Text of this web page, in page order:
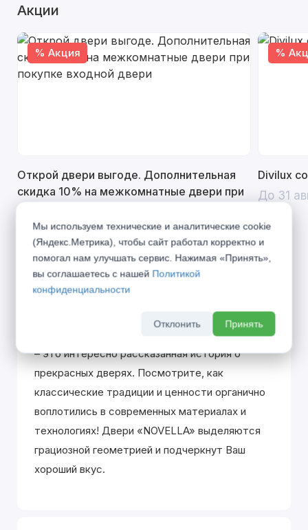
Акции
% Акция
Открой двери выгоде. Дополнительная
скидка 10% на межкомнатные двери при
покупке входной двери
До 31 августа 2026 г
%
Divilux
До 31
Описание
Как и итальянский жанр, коллекция «NOVELLA»
– это интересно рассказанная история о
прекрасных дверях. Посмотрите, как
классические традиции и ценности органично
воплотились в современных материалах и
технологиях! Двери «NOVELLA» выделяютcя
грациозной геометрией и подчеркнут Ваш
хороший вкус.
Мы используем технические и аналитические cookie
(Яндекс.Метрика), чтобы сайт работал корректно и
помогал нам улучшать сервис. Нажимая «Принять»,
вы соглашаетесь с нашей Политикой
конфиденциальности
Отклонить Принять